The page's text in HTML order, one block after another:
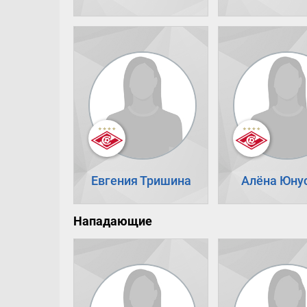
Евгения Тришина Алёна
Нападающие